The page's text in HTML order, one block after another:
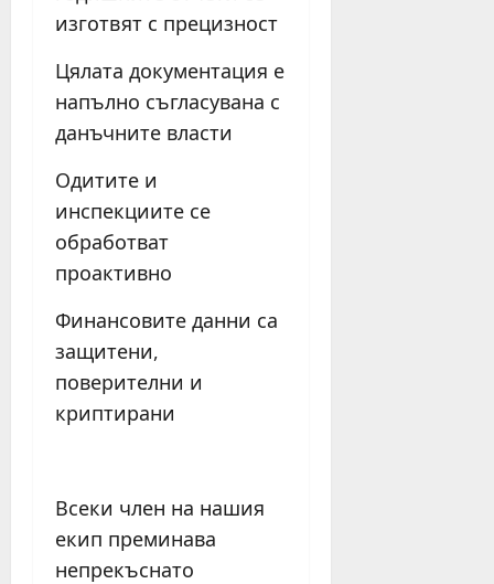
изготвят с прецизност
Цялата документация е
напълно съгласувана с
данъчните власти
Одитите и
инспекциите се
обработват
проактивно
Финансовите данни са
защитени,
поверителни и
криптирани
Всеки член на нашия
екип преминава
непрекъснато